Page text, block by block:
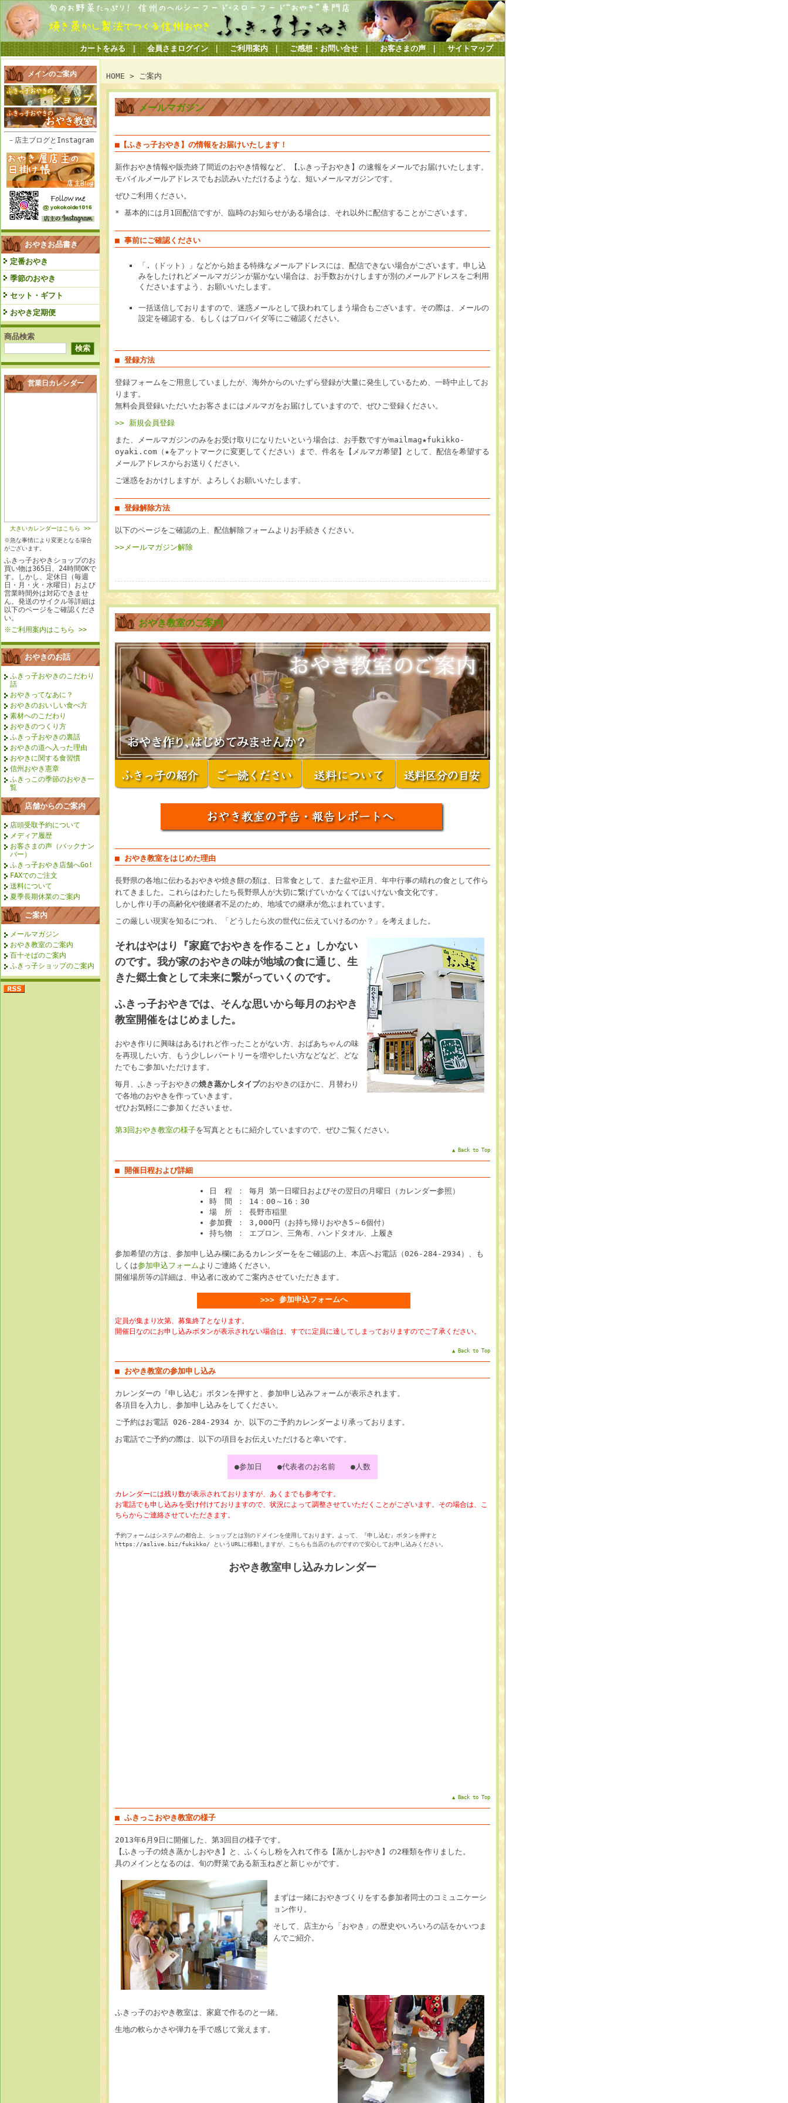
カートをみる｜ 会員さまログイン｜ ご利用案内｜ ご感想・お問い合せ｜ お客さまの声 ｜ サイトマップ
メインのご案内
－店主ブログとInstagram
－
おやきお品書き
定番おやき
季節のおやき
セット・ギフト
おやき定期便
商品検索
営業日カレンダー
大きいカレンダーはこちら >>
※急な事情により変更となる場合
がございます。
ふきっ子おやきショップのお
買い物は365日、24時間OKで
す。しかし、定休日（毎週
日・月・火・水曜日）および
営業時間外は対応できませ
ん。発送のサイクル等詳細は
以下のページをご確認くださ
い。
※ご利用案内はこちら >>
おやきのお話
ふきっ子おやきのこだわり
話
おやきってなあに？
おやきのおいしい食べ方
素材へのこだわり
おやきのつくり方
ふきっ子おやきの裏話
おやきの道へ入った理由
おやきに関する食習慣
信州おやき憲章
ふきっこの季節のおやき一
覧
店舗からのご案内
店頭受取予約について
メディア履歴
お客さまの声（バックナン
バー）
ふきっ子おやき店舗へGo!
FAXでのご注文
送料について
夏季長期休業のご案内
ご案内
メールマガジン
おやき教室のご案内
百十そばのご案内
ふきっ子ショップのご案内
HOME > ご案内
メールマガジン
■【ふきっ子おやき】の情報をお届けいたします！
新作おやき情報や販売終了間近のおやき情報など、【ふきっ子おやき】の速報をメールでお届けいたします。
モバイルメールアドレスでもお読みいただけるような、短いメールマガジンです。
ぜひご利用ください。
* 基本的には月1回配信ですが、臨時のお知らせがある場合は、それ以外に配信することがございます。
■ 事前にご確認ください
「.（ドット）」などから始まる特殊なメールアドレスには、配信できない場合がございます。申し込
みをしたけれどメールマガジンが届かない場合は、お手数おかけしますが別のメールアドレスをご利用
くださいますよう、お願いいたします。
一括送信しておりますので、迷惑メールとして扱われてしまう場合もございます。その際は、メールの
設定を確認する、もしくはプロバイダ等にご確認ください。
■ 登録方法
登録フォームをご用意していましたが、海外からのいたずら登録が大量に発生しているため、一時中止してお
ります。
無料会員登録いただいたお客さまにはメルマガをお届けしていますので、ぜひご登録ください。
>> 新規会員登録
また、メールマガジンのみをお受け取りになりたいという場合は、お手数ですがmailmag★fukikko-
oyaki.com（★をアットマークに変更してください）まで、件名を【メルマガ希望】として、配信を希望する
メールアドレスからお送りください。
ご迷惑をおかけしますが、よろしくお願いいたします。
■ 登録解除方法
以下のページをご確認の上、配信解除フォームよりお手続きください。
>>メールマガジン解除
おやき教室のご案内
■ おやき教室をはじめた理由
長野県の各地に伝わるおやきや焼き餅の類は、日常食として、また盆や正月、年中行事の晴れの食として作ら
れてきました。これらはわたしたち長野県人が大切に繋げていかなくてはいけない食文化です。
しかし作り手の高齢化や後継者不足のため、地域での継承が危ぶまれています。
この厳しい現実を知るにつれ、「どうしたら次の世代に伝えていけるのか？」を考えました。
それはやはり『家庭でおやきを作ること』しかない
のです。我が家のおやきの味が地域の食に通じ、生
きた郷土食として未来に繋がっていくのです。
ふきっ子おやきでは、そんな思いから毎月のおやき
教室開催をはじめました。
おやき作りに興味はあるけれど作ったことがない方、おばあちゃんの味
を再現したい方、もう少しレパートリーを増やしたい方などなど、どな
たでもご参加いただけます。
毎月、ふきっ子おやきの焼き蒸かしタイプのおやきのほかに、月替わり
で各地のおやきを作っていきます。
ぜひお気軽にご参加くださいませ。
第3回おやき教室の様子を写真とともに紹介していますので、ぜひご覧ください。
▲ Back to Top
■ 開催日程および詳細
日 程 ： 毎月 第一日曜日およびその翌日の月曜日（カレンダー参照）
時 間 ： 14：00～16：30
場 所 ： 長野市稲里
参加費 ： 3,000円（お持ち帰りおやき5～6個付）
持ち物 ： エプロン、三角布、ハンドタオル、上履き
参加希望の方は、参加申し込み欄にあるカレンダーををご確認の上、本店へお電話（026-284-2934）、も
しくは参加申込フォーム よりご連絡ください。
開催場所等の詳細は、申込者に改めてご案内させていただきます。
>>> 参加申込フォームへ
定員が集まり次第、募集終了となります。
開催日なのにお申し込みボタンが表示されない場合は、すでに定員に達してしまっておりますのでご了承ください。
▲ Back to Top
■ おやき教室の参加申し込み
カレンダーの『申し込む』ボタンを押すと、参加申し込みフォームが表示されます。
各項目を入力し、参加申し込みをしてください。
ご予約はお電話 026-284-2934 か、以下のご予約カレンダーより承っております。
お電話でご予約の際は、以下の項目をお伝えいただけると幸いです。
●参加日 ●代表者のお名前 ●人数
カレンダーには残り数が表示されておりますが、あくまでも参考です。
お電話でも申し込みを受け付けておりますので、状況によって調整させていただくことがございます。その場合は、こ
ちらからご連絡させていただきます。
予約フォームはシステムの都合上、ショップとは別のドメインを使用しております。よって、『申し込む』ボタンを押すと
https://aslive.biz/fukikko/ というURLに移動しますが、こちらも当店のものですので安心してお申し込みください。
おやき教室申し込みカレンダー
▲ Back to Top
■ ふきっこおやき教室の様子
2013年6月9日に開催した、第3回目の様子です。
【ふきっ子の焼き蒸かしおやき】と、ふくらし粉を入れて作る【蒸かしおやき】の2種類を作りました。
具のメインとなるのは、旬の野菜である新玉ねぎと新じゃがです。
まずは一緒におやきづくりをする参加者同士のコミュニケーシ
ョン作り。
そして、店主から「おやき」の歴史やいろいろの話をかいつま
んでご紹介。
ふきっ子のおやき教室は、家庭で作るのと一緒。
生地の軟らかさや弾力を手で感じて覚えます。